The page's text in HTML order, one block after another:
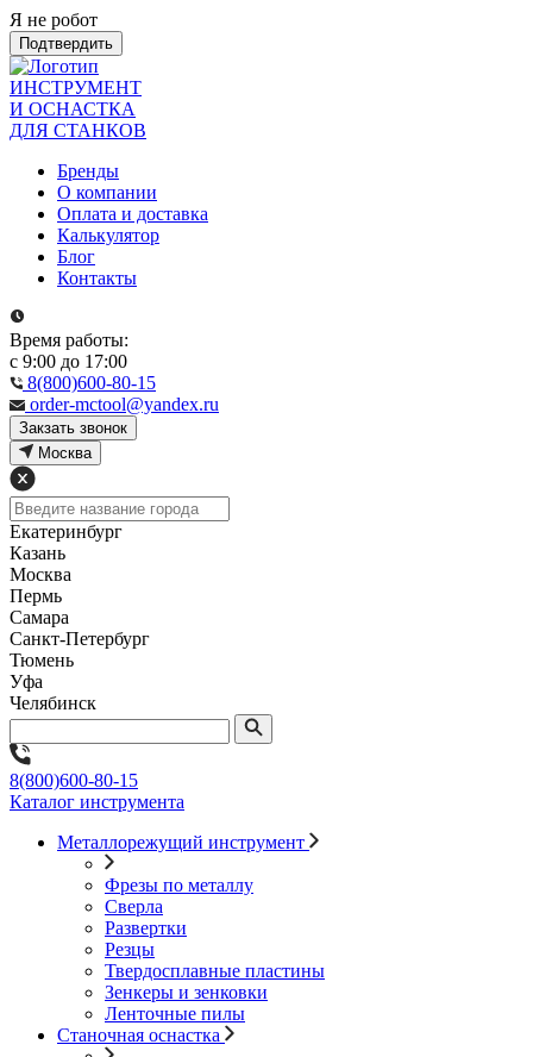
Я не робот
Подтвердить
ИНСТРУМЕНТ
И ОСНАСТКА
ДЛЯ СТАНКОВ
Бренды
О компании
Оплата и доставка
Калькулятор
Блог
Контакты
Время работы:
с 9:00 до 17:00
8(800)600-80-15
order-mctool@yandex.ru
Закзать звонок
Москва
Екатеринбург
Казань
Москва
Пермь
Самара
Санкт-Петербург
Тюмень
Уфа
Челябинск
8(800)600-80-15
Каталог инструмента
Металлорежущий инструмент
Фрезы по металлу
Сверла
Развертки
Резцы
Твердосплавные пластины
Зенкеры и зенковки
Ленточные пилы
Станочная оснастка